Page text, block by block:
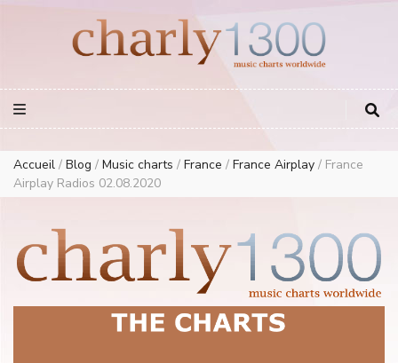
European Music Charts plus USA and Australia
Accueil / Blog / Music charts / France / France Airplay / France
Airplay Radios 02.08.2020